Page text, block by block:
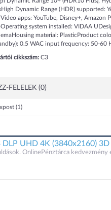
Dynamic Range (HDR) supported:
apps: YouTube, Disney+, Amazon
system installed: VIDAA
material: PlasticProduct
0.5 WAC input frequency: 50-60
cikkszám:C3
FELELEK (0)
(1)
DLP UHD 4K (3840x2160)
OnlinePénztárca kedvezmény